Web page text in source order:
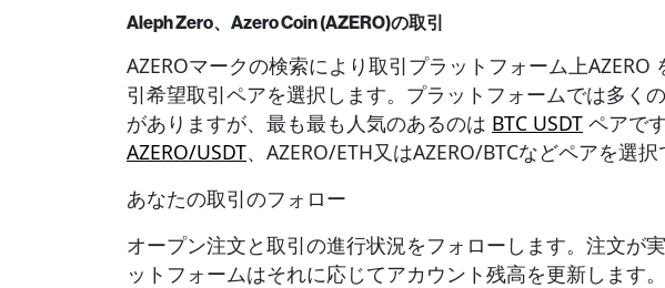
Aleph Zero、Azero Coin (AZERO)の取引
AZEROマークの検索により取引プラットフォーム上AZERO
引希望取引ペアを選択します。プラットフォームでは多く
がありますが、最も最も人気のあるのは BTC USDT ペアです
AZERO/USDT、AZERO/ETH又はAZERO/BTCなどペアを選択
あなたの取引のフォロー
オープン注文と取引の進行状況をフォローします。注文が
ットフォームはそれに応じてアカウント残高を更新します。